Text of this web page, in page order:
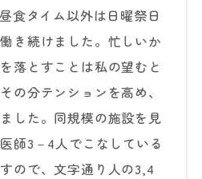
食タイム以外は日曜祭日
き続けました。忙しいか
落とすことは私の望むと
の分テンションを高め、
した。同規模の施設を見
師3－4人でこなしている
ので、文字通り人の3,4